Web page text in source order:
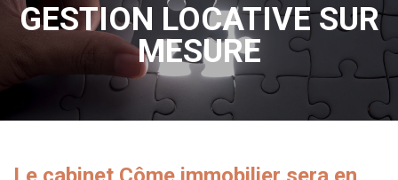
GESTION LOCATIVE SUR
MESURE